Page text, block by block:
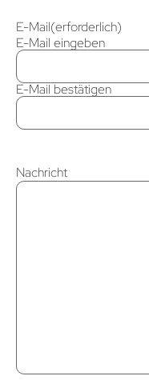
E-Mail(erforderlich)
E-Mail eingeben
E-Mail bestätigen
Nachricht